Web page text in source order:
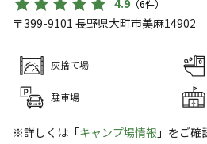
4.9 （6件）
〒399-9101 長野県大町市美麻14902
灰捨て場
駐車場
※詳しくは「キャンプ場情報 」をご確